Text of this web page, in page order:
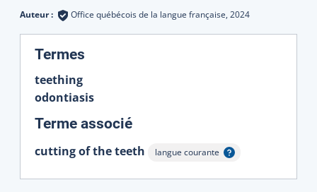
Auteur : Office québécois de la langue française, 2024
Termes
teething
odontiasis
Terme associé:
cutting of the teeth langue courante
Afficher l'infobulle